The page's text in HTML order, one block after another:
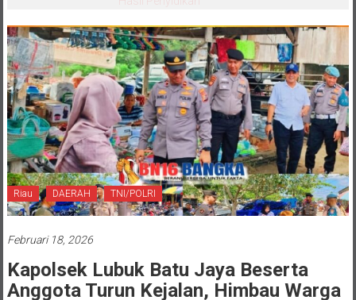
Riau DAERAH TNI/POLRI
Anggota Turun Kejalan, Himbau Warga
Jaga Kamtibmas Selama Ramadhan